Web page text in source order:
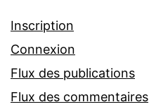
Inscription
Connexion
Flux des publications
Flux des commentaires